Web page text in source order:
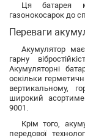
Ця батарея
газонокосарок до
Переваги
Акумулятор
гарну
Акумуляторні
оскільки
вертикальному,
широкий
9001.
Крім того,
передової